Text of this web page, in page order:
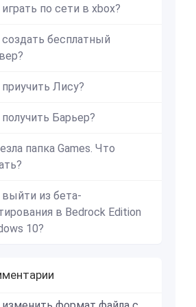
по сети в xbox?
бесплатный
Лису?
Барьер?
папка Games. Что
выйти из бета-
в Bedrock Edition
10?